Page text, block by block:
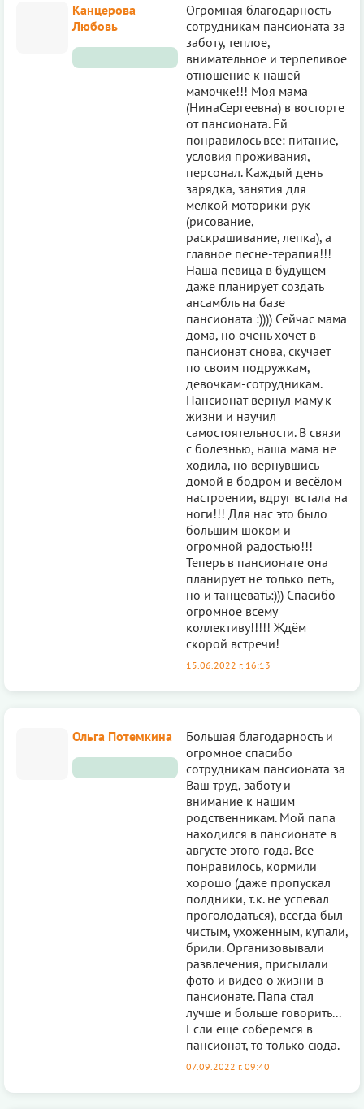
Канцерова
Любовь
Огромная благодарность
сотрудникам пансионата за
заботу, теплое,
внимательное и терпеливое
отношение к нашей
мамочке!!! Моя мама
(НинаСергеевна) в восторге
от пансионата. Ей
понравилось все: питание,
условия проживания,
персонал. Каждый день
зарядка, занятия для
мелкой моторики рук
(рисование,
раскрашивание, лепка), а
главное песне-терапия!!!
Наша певица в будущем
даже планирует создать
ансамбль на базе
пансионата :)))) Сейчас мама
дома, но очень хочет в
пансионат снова, скучает
по своим подружкам,
девочкам-сотрудникам.
Пансионат вернул маму к
жизни и научил
самостоятельности. В связи
с болезнью, наша мама не
ходила, но вернувшись
домой в бодром и весёлом
настроении, вдруг встала на
ноги!!! Для нас это было
большим шоком и
огромной радостью!!!
Теперь в пансионате она
планирует не только петь,
но и танцевать:))) Спасибо
огромное всему
коллективу!!!!! Ждём
скорой встречи!
15.06.2022 г. 16:13
Ольга Потемкина
Большая благодарность и
огромное спасибо
сотрудникам пансионата за
Ваш труд, заботу и
внимание к нашим
родственникам. Мой папа
находился в пансионате в
августе этого года. Все
понравилось, кормили
хорошо (даже пропускал
полдники, т.к. не успевал
проголодаться), всегда был
чистым, ухоженным, купали,
брили. Организовывали
развлечения, присылали
фото и видео о жизни в
пансионате. Папа стал
лучше и больше говорить...
Если ещё соберемся в
пансионат, то только сюда.
07.09.2022 г. 09:40